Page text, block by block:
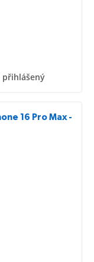
16 Pro Max -